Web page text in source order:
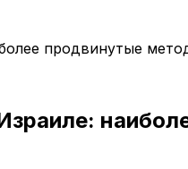
продвинутые